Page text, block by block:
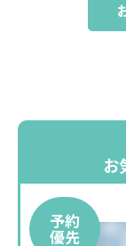
お
予約
優先